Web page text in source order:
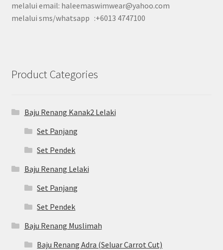
melalui email: haleemaswimwear@yahoo.com
melalui sms/whatsapp :+6013 4747100
Product Categories
Baju Renang Kanak2 Lelaki
Set Panjang
Set Pendek
Baju Renang Lelaki
Set Panjang
Set Pendek
Baju Renang Muslimah
Baju Renang Adra (Seluar Carrot Cut)